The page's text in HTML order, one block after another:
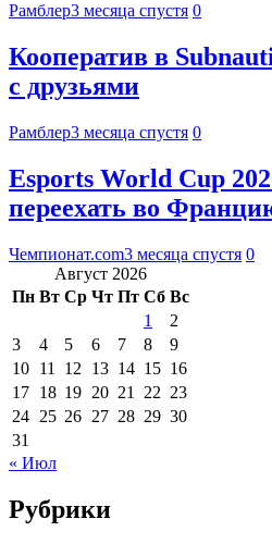
Рамблер3 месяца спустя 0
Кооператив в
с друзьями
Рамблер3 месяца спустя 0
Esports World Cup
переехать во
Чемпионат.com3 месяца спустя 0
Август 2026
Пн Вт Ср Чт Пт Сб Вс
1
2
3
4 5 6 7 8
9
10 11 12 13 14 15 16
17 18 19 20 21 22 23
24 25 26 27 28 29 30
31
« Июл
Рубрики